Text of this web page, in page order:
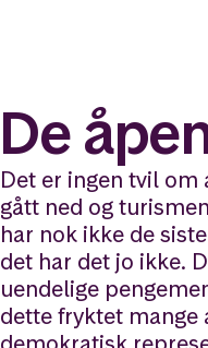
De
Det er ingen tvil
gått ned og
har nok ikke de
det har det jo ikke.
uendelige
dette fryktet mange